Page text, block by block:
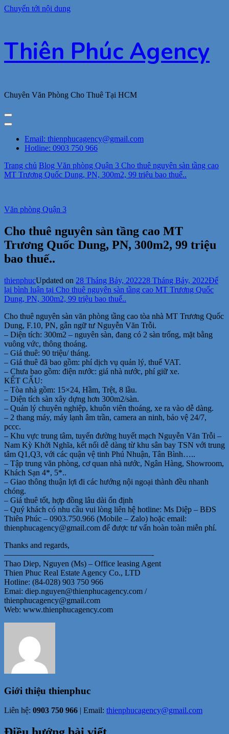
Chuyển tới nội dung
Thiên Phúc Agency
Chuyên Văn Phòng Cho Thuê Tại HCM
Email: thienphucagency@gmail.com
Hotline: 0903 750 966
Trang chủ Blog Văn phòng Quận 3 Cho thuê nguyên sàn tầng cao
MT Trương Quốc Dung, PN, 300m2, 99 triệu bao thuế..
Văn phòng Quận 3
Cho thuê nguyên sàn tầng cao MT
Trương Quốc Dung, PN, 300m2, 99 triệu
bao thuế..
thienphucUpdated on 28 Tháng Bảy, 202228 Tháng Bảy, 2022Để
lại bình luận tại Cho thuê nguyên sàn tầng cao MT Trương Quốc
Dung, PN, 300m2, 99 triệu bao thuế..
Cho thuê nguyên sàn văn phòng tầng cao tòa nhà MT Trương Quốc
Dung, F.10, PN, gẫn ngữ tư Nguyễn Văn Trỗi.
– Diện tích: 300m2 – nguyên sàn, đang có 2 sàn trống, mặt bằng
vuông vức, thông thoáng.
– Giá thuê: 90 triệu/ tháng.
– Giá thuê đã bao gồm: phí dịch vụ quản lý, thuế VAT.
– Chưa bao gồm: điện nước: giá nhà nước, phí giữ xe.
KẾT CẤU:
– Tòa nhà gồm: 15×24, Hầm, Trệt, 8 lầu.
– Diện tích sàn xây dựng hơn 300m2/sàn.
– Quản lý chuyên nghiệp, khuôn viên thoáng, xe ra vào dễ dàng.
– 2 thang máy, máy lạnh âm trần, camera an ninh, bảo vệ 24/7,
pccc.
– Khu vực trung tâm, tuyến đường huyết mạch Nguyễn Văn Trỗi –
Nam Kỳ Khởi Nghĩa, kết nối dễ dàng từ khu sân bay TSN với trung
tâm Q1,Q3, với các quận vệ tinh Phú Nhuận, Tân Bình…..
– Tập trung văn phòng, cơ quan nhà nước, Ngân Hàng, Showroom,
Khách Sạn 4*, 5*..
– Giao thông thuận lợi đi các hướng nội ngoại thành đều nhanh
chóng.
– Giá thuê tốt, hợp đồng lâu dài ổn định
– Quý khách có nhu cầu vui lòng liên hệ hotline: Ms Diệp – BĐS
Thiên Phúc – 0903.750.966 (Mobile – Zalo) hoặc email:
thienphucagency@gmail.com để được tư vấn hoàn toàn miễn phí.
Thanks and regards,
——————————————————-
Thao Diep, Nguyen (Ms) – Office leasing Agent
Thien Phuc Real Estate Agency Co., LTD
Hotline: (84-028) 903 750 966
Emai: diep.nguyen@thienphucagency.com /
thienphucagency@gmail.com
Web: www.thienphucagency.com
Giới thiệu thienphuc
Liên hệ: 0903 750 966 | Email: thienphucagency@gmail.com